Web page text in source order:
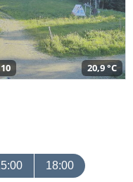
20,9 °C
18:00